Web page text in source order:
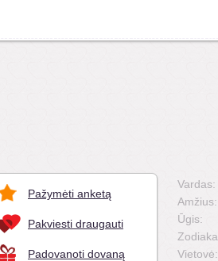
Pažymėti anketą
Pakviesti draugauti
Padovanoti dovaną
Vardas:
Amžius:
Ūgis:
Vietovė: